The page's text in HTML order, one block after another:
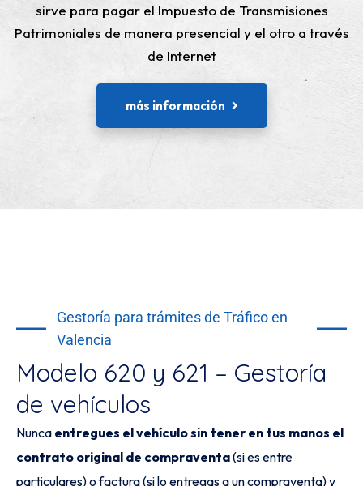
sirve para pagar el Impuesto de Transmisiones
Patrimoniales de manera presencial y el otro a través
de Internet
más información
Gestoría para trámites de Tráfico en
Valencia
Modelo 620 y 621 – Gestoría
de vehículos
Nunca entregues el vehículo sin tener en tus manos el
contrato original de compraventa(si es entre
particulares) o factura (si lo entregas a un compraventa) y